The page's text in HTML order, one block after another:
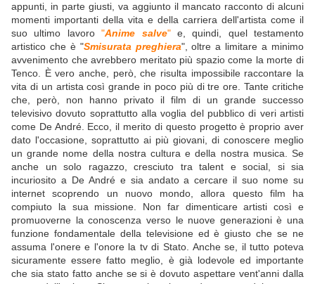
appunti, in parte giusti, va aggiunto il mancato racconto di alcuni
momenti importanti della vita e della carriera dell'artista come il
suo ultimo lavoro"Anime salve"e, quindi, quel testamento
artistico che è "Smisurata preghiera", oltre a limitare a minimo
avvenimento che avrebbero meritato più spazio come la morte di
Tenco. È vero anche, però, che risulta impossibile raccontare la
vita di un artista così grande in poco più di tre ore. Tante critiche
che, però, non hanno privato il film di un grande successo
televisivo dovuto soprattutto alla voglia del pubblico di veri artisti
come De André. Ecco, il merito di questo progetto è proprio aver
dato l'occasione, soprattutto ai più giovani, di conoscere meglio
un grande nome della nostra cultura e della nostra musica. Se
anche un solo ragazzo, cresciuto tra talent e social, si sia
incuriosito a De André e sia andato a cercare il suo nome su
internet scoprendo un nuovo mondo, allora questo film ha
compiuto la sua missione. Non far dimenticare artisti così e
promuoverne la conoscenza verso le nuove generazioni è una
funzione fondamentale della televisione ed è giusto che se ne
assuma l'onere e l'onore la tv di Stato. Anche se, il tutto poteva
sicuramente essere fatto meglio, è già lodevole ed importante
che sia stato fatto anche se si è dovuto aspettare vent'anni dalla